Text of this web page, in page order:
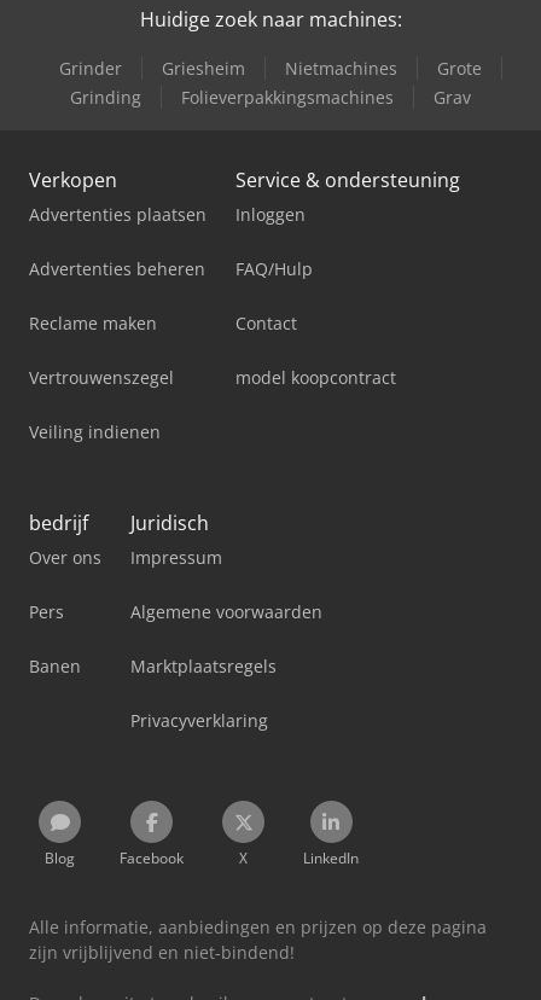
Huidige zoek naar machines:
Grinder Griesheim Nietmachines
Grote
Grinding
Folieverpakkingsmachines Grav
Verkopen
Advertenties plaatsen
Advertenties beheren
Reclame maken
Vertrouwenszegel
Veiling indienen
Service & ondersteuning
Inloggen
FAQ/Hulp
Contact
model koopcontract
bedrijf
Over ons
Pers
Banen
Juridisch
Impressum
Algemene voorwaarden
Marktplaatsregels
Privacyverklaring
Blog Facebook X LinkedIn
Alle informatie, aanbiedingen en prijzen op deze pagina
zijn vrijblijvend en niet-bindend!